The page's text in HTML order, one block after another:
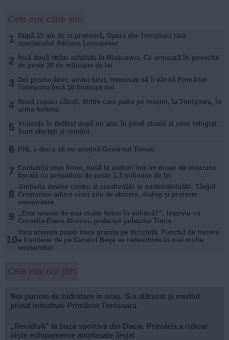
Cele mai citite știri
1
După 15 ani de la premieră, Opera din Timișoara reia
spectacolul Adriana Lecouvreur
2
Încă două străzi asfaltate în Blașcovici. Ce urmează în proiectul
de peste 20 de milioane de lei
3
Doi producători, ambii turci, interesați să îi vândă Primăriei
Timișoara încă 10 firobuze noi
4
Nouă copaci căzuți, dintre care patru pe mașini, la Timișoara, în
urma furtunii
5 Violențe în Belfast după un atac în plină stradă al unui refugiat.
Sunt afectați și români
6 PNL a decis să nu susțină Guvernul Tomac
7 Contabila unei firme, dusă la audieri într-un dosar de evaziune
fiscală cu prejudiciu de peste 1,3 milioane de lei
8
Jimbolia devine centru al creativității și sustenabilității. Târgul
Creatorilor aduce cinci zile de ateliere, dialog și proiecte
comunitare
9 „Este nevoie de mai multe femei în politică?”. Interviu cu
Cornelia-Elena Micicoi, prefectul județului Timiș
10
Vara aceasta puteți trece granița pe bicicletă. Punctul de trecere
a frontierei de pe Canalul Bega se redeschide în mai multe
weekenduri
Cele mai noi știri
Noi puncte de hidratare în oraș. S-a alăturat și mediul
privat inițiativei Primăriei Timișoara
„Recidivă” la baza sportivă din Dacia. Primăria a ridicat
niște echipamente amplasate ilegal